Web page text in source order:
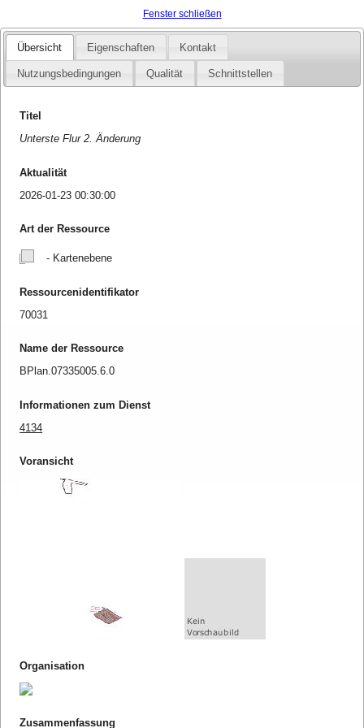
Fenster schließen
Übersicht Eigenschaften Kontakt
Nutzungsbedingungen Qualität Schnittstellen
Titel
Unterste Flur 2. Änderung
Aktualität
2026-01-23 00:30:00
Art der Ressource
- Kartenebene
Ressourcenidentifikator
70031
Name der Ressource
BPlan.07335005.6.0
Informationen zum Dienst
4134
Voransicht
Organisation
Zusammenfassung